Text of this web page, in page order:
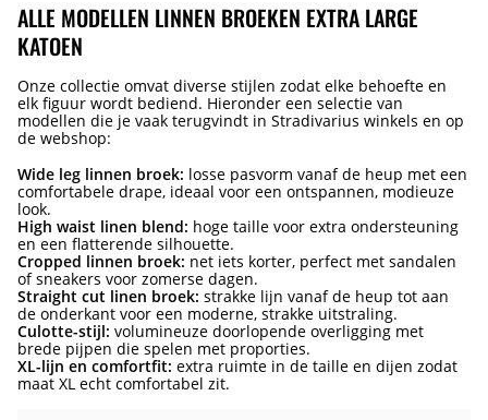
ALLE MODELLEN LINNEN BROEKEN EXTRA LARGE
KATOEN
Onze collectie omvat diverse stijlen zodat elke behoefte en
elk figuur wordt bediend. Hieronder een selectie van
modellen die je vaak terugvindt in Stradivarius winkels en op
de webshop:
Wide leg linnen broek: losse pasvorm vanaf de heup met een
comfortabele drape, ideaal voor een ontspannen, modieuze
look.
High waist linen blend: hoge taille voor extra ondersteuning
en een flatterende silhouette.
Cropped linnen broek: net iets korter, perfect met sandalen
of sneakers voor zomerse dagen.
Straight cut linen broek: strakke lijn vanaf de heup tot aan
de onderkant voor een moderne, strakke uitstraling.
Culotte-stijl: volumineuze doorlopende overligging met
brede pijpen die spelen met proporties.
XL-lijn en comfortfit: extra ruimte in de taille en dijen zodat
maat XL echt comfortabel zit.